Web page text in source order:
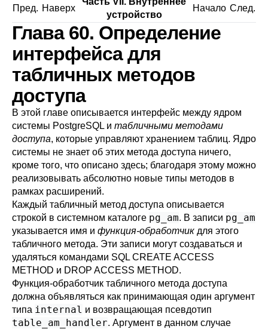
Пред. Наверх
устройство
Начало След.
Глава 60. Определение
интерфейса для
табличных методов
доступа
В этой главе описывается интерфейс между ядром
системы PostgreSQL и табличными методами
доступа, которые управляют хранением таблиц. Ядро
системы не знает об этих метода доступа ничего,
кроме того, что описано здесь; благодаря этому можно
реализовывать абсолютно новые типы методов в
рамках расширений.
Каждый табличный метод доступа описывается
строкой в системном каталоге pg_am. В записи pg_am
указывается имя и функция-обработчик для этого
табличного метода. Эти записи могут создаваться и
удаляться командами SQL CREATE ACCESS
METHOD и DROP ACCESS METHOD.
Функция-обработчик табличного метода доступа
должна объявляться как принимающая один аргумент
типа internal и возвращающая псевдотип
table_am_handler. Аргумент в данном случае